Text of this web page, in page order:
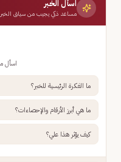
اسأل الخبر
مساعد ذكي يجيب من سياق
اسأل
ما الفكرة الرئيسية للخبر؟
ما هي أبرز الأرقام والإحصاءات؟
كيف يؤثر هذا علي؟